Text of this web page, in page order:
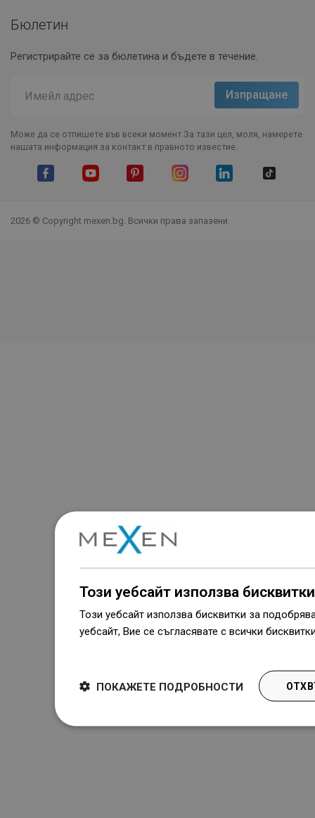
Бюлетин
Регистрирайте се за бюлетина и бъдете в течение.
Може да се отпишете във всеки момент.За тази цел, моля, намерете
нашата информация за контакт в правното известие.
2026 © Copyright mexen.bg. Всички права запазени.
Този уебсайт използва бисквитки
Този уебсайт използва бисквитки за
уебсайт, Вие се съгласявате с всички
ПОКАЖЕТЕ ПОДРОБНОСТИ